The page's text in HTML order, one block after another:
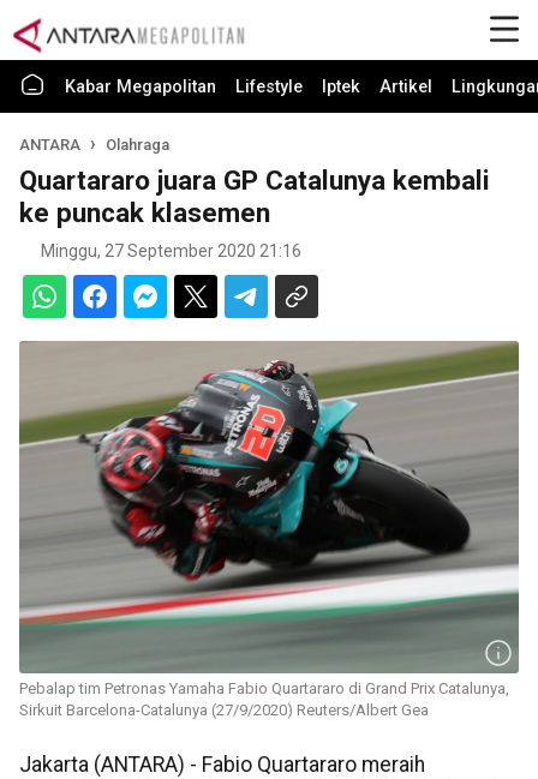
Kabar Megapolitan Lifestyle Iptek Artikel
ANTARA Olahraga
Quartararo juara GP Catalunya kembali
ke puncak klasemen
Minggu, 27 September 2020 21:16
Pebalap tim Petronas Yamaha Fabio Quartararo di Grand Prix Catalunya,
Sirkuit Barcelona-Catalunya (27/9/2020) Reuters/Albert Gea
Jakarta (ANTARA) - Fabio Quartararo meraih